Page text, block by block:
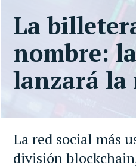
La red social más
división
La
nombre:
lanzará la